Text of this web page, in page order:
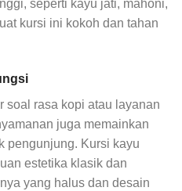
seperti kayu jati, mahoni,
kursi ini kokoh dan tahan
soal rasa kopi atau layanan
juga memainkan
pengunjung. Kursi kayu
estetika klasik dan
yang halus dan desain